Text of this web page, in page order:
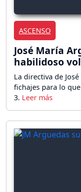
ASCENSO
José María
habilidoso
La directiva de
fichajes para lo
3.